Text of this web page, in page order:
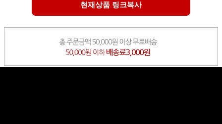
현재상품 링크복사